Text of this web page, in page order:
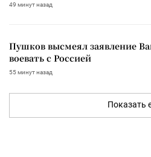
49 минут назад
Пушков высмеял заявление
воевать с Россией
55 минут назад
Показать